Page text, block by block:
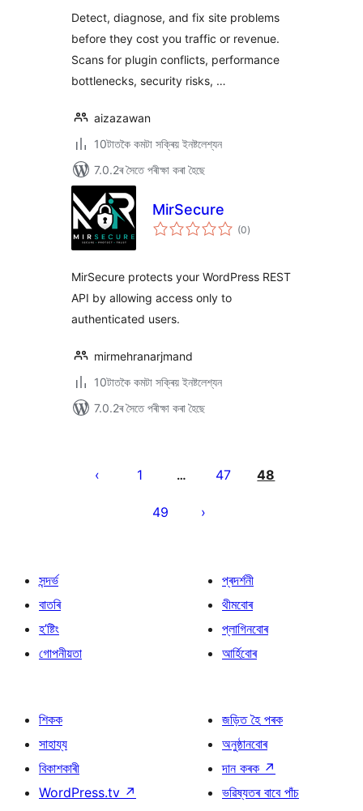
Detect, diagnose, and fix site problems
before they cost you traffic or revenue.
Scans for plugin conflicts, performance
bottlenecks, security risks, …
aizazawan
10টাতকৈ কমটা সক্ৰিয় ইনষ্টলেশ্যন
7.0.2ৰ সৈতে পৰীক্ষা কৰা হৈছে
MirSecure
(0টা
মুঠ)
MirSecure protects your WordPress REST
API by allowing access only to
authenticated users.
mirmehranarjmand
10টাতকৈ কমটা সক্ৰিয় ইনষ্টলেশ্যন
7.0.2ৰ সৈতে পৰীক্ষা কৰা হৈছে
পৃষ্ঠাকৰণ
1 … 47 48
49
সন্দৰ্ভ
বাতৰি
হ’ষ্টিং
গোপনীয়তা
প্ৰদৰ্শনী
থীমবোৰ
প্লাগিনবোৰ
আৰ্হিবোৰ
শিকক
সাহায্য
বিকাশকাৰী
WordPress.tv ↗
জড়িত হৈ পৰক
অনুষ্ঠানবোৰ
দান কৰক ↗
ভৱিষ্যতৰ বাবে পাঁচ